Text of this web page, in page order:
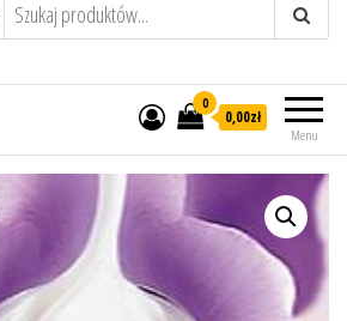
Menu
0
0,00zł